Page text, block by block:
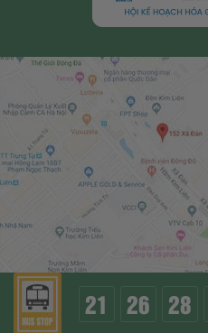
21 26 28